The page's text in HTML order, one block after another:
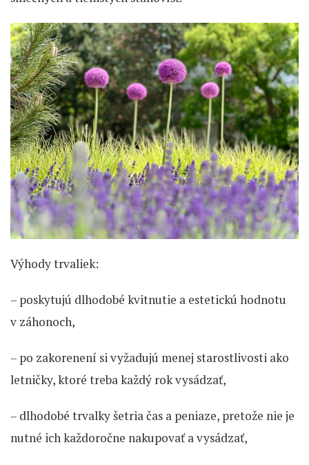
Výhody trvaliek:
– poskytujú dlhodobé kvitnutie a estetickú hodnotu
v záhonoch,
– po zakorenení si vyžadujú menej starostlivosti ako
letničky, ktoré treba každý rok vysádzať,
– dlhodobé trvalky šetria čas a peniaze, pretože nie je
nutné ich každoročne nakupovať a vysádzať,